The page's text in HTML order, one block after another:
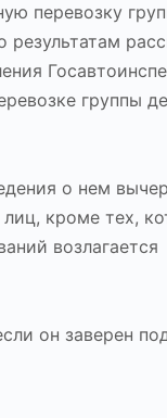
перевозку
группы
о нем
кроме тех,
возлагается
он заверен